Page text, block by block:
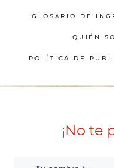
GLOSARIO DE
QUIÉN
POLÍTICA DE
¡No te